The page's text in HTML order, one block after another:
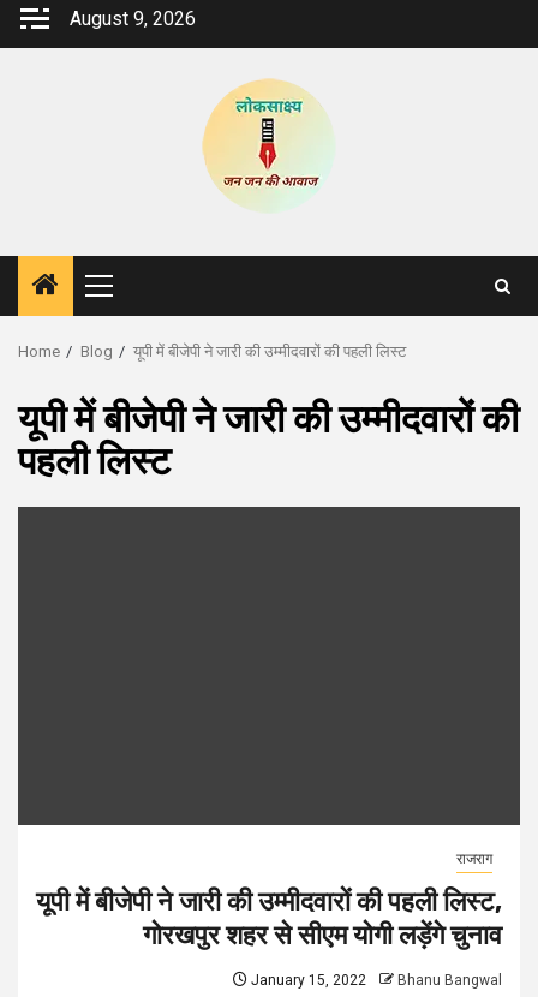
Skip
August 9, 2026
Primary
Menu
Home Blog यूपी में बीजेपी ने जारी की उम्मीदवारों की पहली लिस्ट
यूपी में बीजेपी ने जारी की उम्मीदवारों की
पहली लिस्ट
राजराग
यूपी में बीजेपी ने जारी की उम्मीदवारों की पहली लिस्ट,
गोरखपुर शहर से सीएम योगी लड़ेंगे चुनाव
January 15, 2022 Bhanu Bangwal